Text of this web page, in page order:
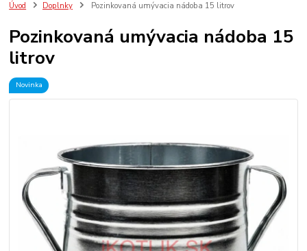
Úvod Doplnky Pozinkovaná umývacia nádoba 15 litrov
Pozinkovaná umývacia nádoba 15
litrov
Novinka